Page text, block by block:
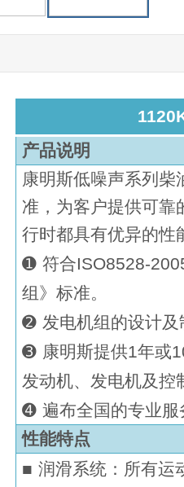
产品说明
康明斯低噪声系列 柴
准，为客户提供可靠
行时都具有优异的性
➊ 符合ISO8528-
组》标准。
➋ 发电机组的设计
➌ 康明斯提供1年或
发动机、发电机及控
➍ 遍布全国的专业
性能特点
■ 润滑系统：所有运